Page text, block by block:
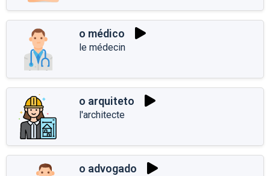
o médico
le médecin
o arquiteto
l'architecte
o advogado